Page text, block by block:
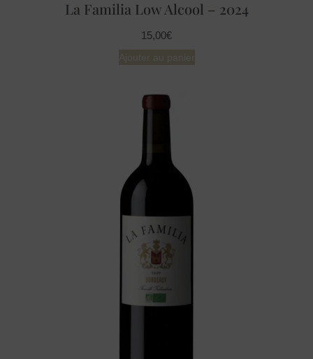
La Familia Low Alcool – 2024
15,00€
Ajouter au panier